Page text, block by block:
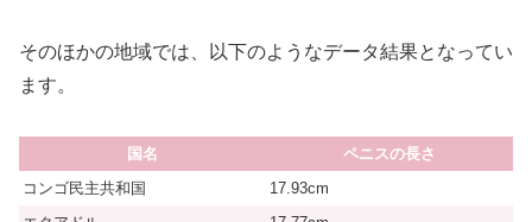
そのほかの地域では、以下のようなデータ結果となってい
ます。
国名
ペニスの長さ
コンゴ民主共和国
17.93cm